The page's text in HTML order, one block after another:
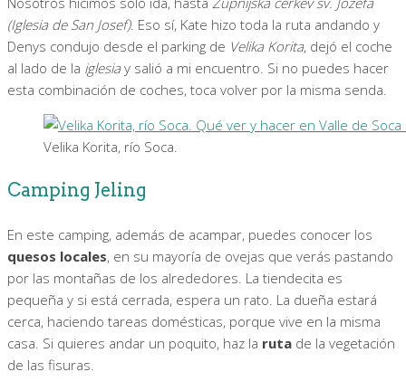
(Iglesia de San Josef). Eso sí, Kate hizo toda la ruta andando y
Denys condujo desde el parking de Velika Korita, dejó el coche
al lado de la iglesiay salió a mi encuentro. Si no puedes hacer
esta combinación de coches, toca volver por la misma senda.
Velika Korita, río Soca.
Camping Jeling
En este camping, además de acampar, puedes conocer los
quesos locales, en su mayoría de ovejas que verás pastando
por las montañas de los alrededores. La tiendecita es
pequeña y si está cerrada, espera un rato. La dueña estará
cerca, haciendo tareas domésticas, porque vive en la misma
casa. Si quieres andar un poquito, haz la ruta de la vegetación
de las fisuras.